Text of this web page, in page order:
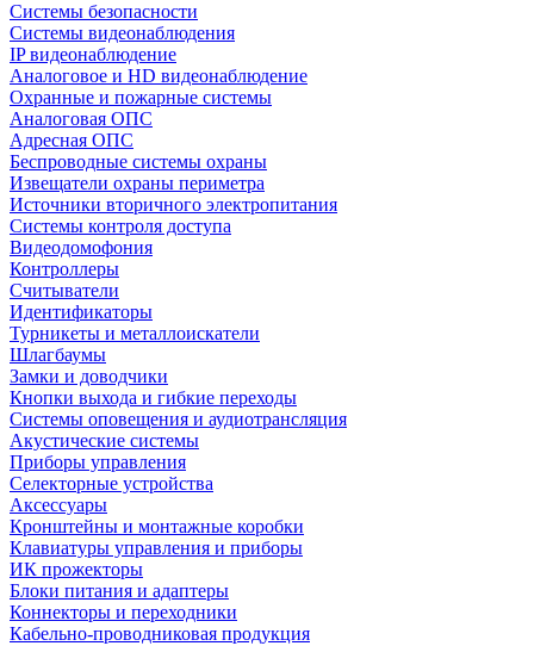
Системы безопасности
Системы видеонаблюдения
IP видеонаблюдение
Аналоговое и HD видеонаблюдение
Охранные и пожарные системы
Аналоговая ОПС
Адресная ОПС
Беспроводные системы охраны
Извещатели охраны периметра
Источники вторичного электропитания
Системы контроля доступа
Видеодомофония
Контроллеры
Считыватели
Идентификаторы
Турникеты и металлоискатели
Шлагбаумы
Замки и доводчики
Кнопки выхода и гибкие переходы
Системы оповещения и аудиотрансляция
Акустические системы
Приборы управления
Селекторные устройства
Аксессуары
Кронштейны и монтажные коробки
Клавиатуры управления и приборы
ИК прожекторы
Блоки питания и адаптеры
Коннекторы и переходники
Кабельно-проводниковая продукция